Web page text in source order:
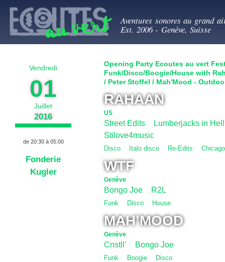
Ecoutes au
Aventures sonores au grand
Est. 2006 - Genève, Suisse
Vendredi
01
Juillet
de 20:30à 05:00
2016
Fonderie
Kugler
Opening Party Ecoutes au vert
Funk/Disco/Boogie/House with
/ Peter Stoffel / Mah'Mood -
RAHAAN
US
Street Edits
Lumberjacks in Hell
Stilove4music
Disco Italo disco Re-Edits
WTF
Genève
Bongo Joe R2L
Funk Disco House
MAH’MOOD
Genève
Cnstll’ Bongo Joe
Funk Boogie Disco